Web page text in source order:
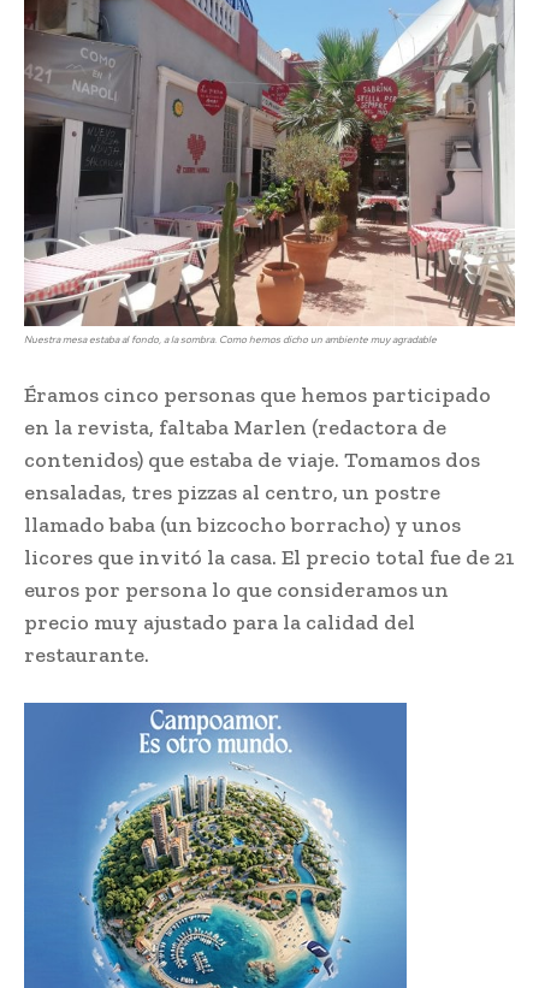
Nuestra mesa estaba al fondo, a la sombra. Como hemos dicho un ambiente muy agradable
Éramos cinco personas que hemos participado
en la revista, faltaba Marlen (redactora de
contenidos) que estaba de viaje. Tomamos dos
ensaladas, tres pizzas al centro, un postre
llamado baba (un bizcocho borracho) y unos
licores que invitó la casa. El precio total fue de 21
euros por persona lo que consideramos un
precio muy ajustado para la calidad del
restaurante.